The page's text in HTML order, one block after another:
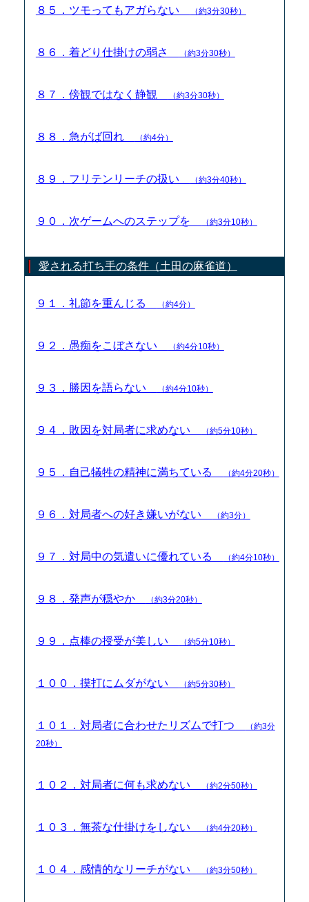
８５．ツモってもアガらない （約3分30秒）
８６．着どり仕掛けの弱さ （約3分30秒）
８７．傍観ではなく静観 （約3分30秒）
８８．急がば回れ （約4分）
８９．フリテンリーチの扱い （約3分40秒）
９０．次ゲームへのステップを （約3分10秒）
愛される打ち手の条件（土田の麻雀道）
９１．礼節を重んじる （約4分）
９２．愚痴をこぼさない （約4分10秒）
９３．勝因を語らない （約4分10秒）
９４．敗因を対局者に求めない （約5分10秒）
９５．自己犠牲の精神に満ちている （約4分20秒）
９６．対局者への好き嫌いがない （約3分）
９７．対局中の気遣いに優れている （約4分10秒）
９８．発声が穏やか （約3分20秒）
９９．点棒の授受が美しい （約5分10秒）
１００．摸打にムダがない （約5分30秒）
１０１．対局者に合わせたリズムで打つ
（約3分
20秒）
１０２．対局者に何も求めない （約2分50秒）
１０３．無茶な仕掛けをしない （約4分20秒）
１０４．感情的なリーチがない （約3分50秒）